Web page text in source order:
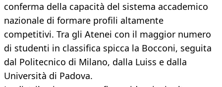
conferma della capacità del sistema accademico
nazionale di formare profili altamente
competitivi. Tra gli Atenei con il maggior numero
di studenti in classifica spicca la Bocconi, seguita
dal Politecnico di Milano, dalla Luiss e dalla
Università di Padova.